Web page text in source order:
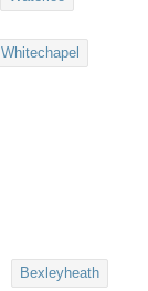
Whitechapel
Bexleyheath